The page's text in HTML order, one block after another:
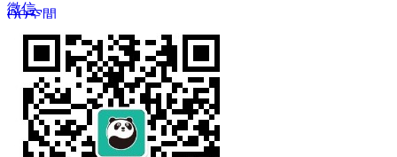
QQ空間
複製鏈結
微信